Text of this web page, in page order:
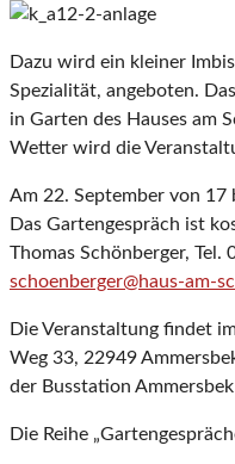
Dazu wird ein kleiner
Spezialität, angeboten.
in Garten des Hauses am
Wetter wird die
Am 22. September von 17
Das Gartengespräch ist
Thomas Schönberger, Tel.
schoenberger@haus-am-
Die Veranstaltung findet
Weg 33, 22949
der Busstation
Die Reihe